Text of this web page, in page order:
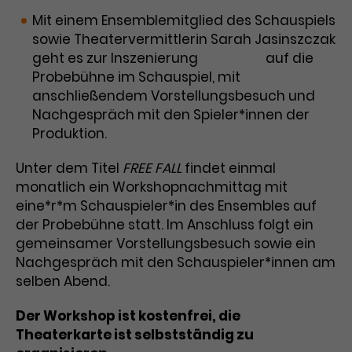
und es wird Zugang zu
geschützten Bereichen gewährt.
Name cookie_optin
Laufzeit 1 Monat
Zweck
Enthält die gewählten Tracking-
Optin-Einstellungen.
Laufzeit 2 Jahre
Dieses Cookie wird von Google
Analytics installiert. Das Cookie
wird verwendet, um
Besucher*innen-, Sitzungs- und
den Analysebericht der Website zu
verfolgen. Die Cookies speichern
Informationen anonym und weisen
eine zufallsgenerierte Nummer zu,
um Besuche zu erkennen.
Name _gid
Anbieter
Marketing
Diese Gruppe beinhaltet alle Scripte, die es uns
ermöglichen die Leistung unserer
Werbekampagnen zu analysieren und
Conversions zu messen. Außerdem helfen sie
uns dabei Werbeanzeigen und Inhalte besser auf
die Interessen unserer Nutzer abzustimmen.
Name
Anbieter Google Ads
Laufzeit 3 Monate
Zweck
Wird von Google verwendet, um
die Effizienz von Werbeanzeigen zu
messen und Conversions zu
speichern. Dieses Cookie hilft dabei
Google-Anzeigen auf unsere
Website gelangt sind.
Cookie-Informationen
Mit einem Ensemblemitglied des Schauspiels
sowie Theatervermittlerin Sarah Jasinszczak
geht es zur Inszenierung
auf die
Probebühne im Schauspiel, mit
anschließendem Vorstellungsbesuch und
Nachgespräch mit den Spieler*innen der
Produktion.
Unter dem Titel FREE FALL findet einmal
monatlich ein Workshopnachmittag mit
eine*r*m Schauspieler*in des Ensembles auf
der Probebühne statt. Im Anschluss folgt ein
gemeinsamer Vorstellungsbesuch sowie ein
Nachgespräch mit den Schauspieler*innen am
selben Abend.
Der Workshop ist kostenfrei, die
Theaterkarte ist selbstständig zu